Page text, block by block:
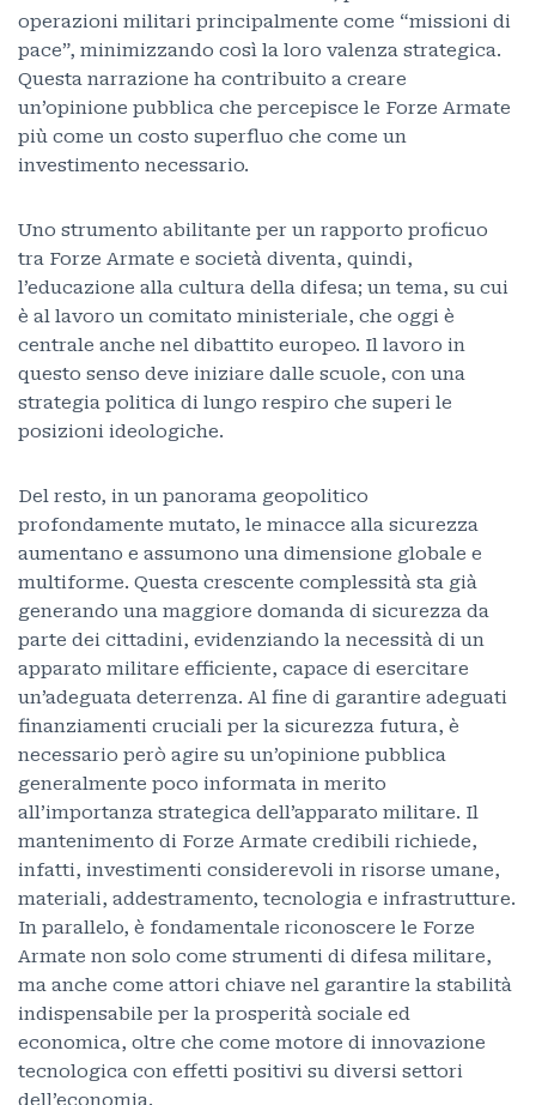
operazioni militari principalmente come “missioni di
pace”, minimizzando così la loro valenza strategica.
Questa narrazione ha contribuito a creare
un’opinione pubblica che percepisce le Forze Armate
più come un costo superfluo che come un
investimento necessario.
Uno strumento abilitante per un rapporto proficuo
tra Forze Armate e società diventa, quindi,
l’educazione alla cultura della difesa; un tema, su cui
è al lavoro un comitato ministeriale, che oggi è
centrale anche nel dibattito europeo. Il lavoro in
questo senso deve iniziare dalle scuole, con una
strategia politica di lungo respiro che superi le
posizioni ideologiche.
Del resto, in un panorama geopolitico
profondamente mutato, le minacce alla sicurezza
aumentano e assumono una dimensione globale e
multiforme. Questa crescente complessità sta già
generando una maggiore domanda di sicurezza da
parte dei cittadini, evidenziando la necessità di un
apparato militare efficiente, capace di esercitare
un’adeguata deterrenza. Al fine di garantire adeguati
finanziamenti cruciali per la sicurezza futura, è
necessario però agire su un’opinione pubblica
generalmente poco informata in merito
all’importanza strategica dell’apparato militare. Il
mantenimento di Forze Armate credibili richiede,
infatti, investimenti considerevoli in risorse umane,
materiali, addestramento, tecnologia e infrastrutture.
In parallelo, è fondamentale riconoscere le Forze
Armate non solo come strumenti di difesa militare,
ma anche come attori chiave nel garantire la stabilità
indispensabile per la prosperità sociale ed
economica, oltre che come motore di innovazione
tecnologica con effetti positivi su diversi settori